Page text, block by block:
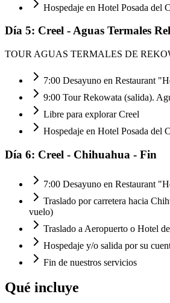
Hospedaje en Hotel Posada del
Día 5: Creel - Aguas Termales
TOUR AGUAS TERMALES DE
7:00 Desayuno en Restaurant
9:00 Tour Rekowata (salida).
Libre para explorar Creel
Hospedaje en Hotel Posada del
Día 6: Creel - Chihuahua - Fin
7:00 Desayuno en Restaurant
Traslado por carretera hacia
vuelo)
Traslado a Aeropuerto o Hotel
Hospedaje y/o salida por su
Fin de nuestros servicios
Qué incluye